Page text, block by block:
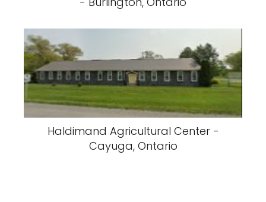
Haldimand Agricultural Center -
Cayuga, Ontario